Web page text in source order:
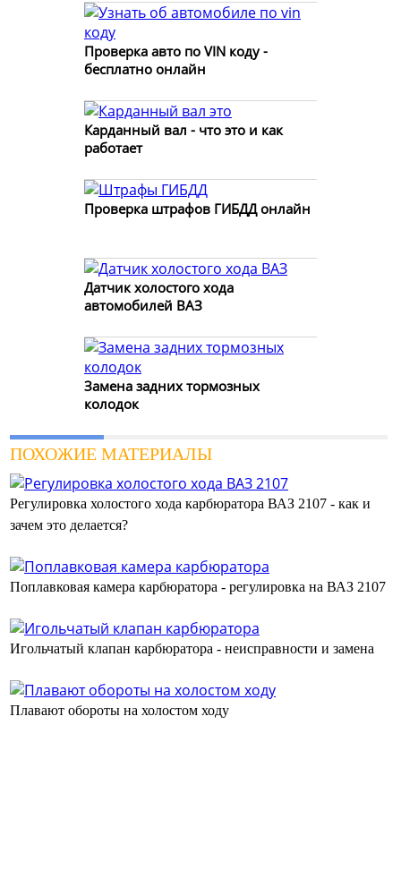
Проверка авто по VIN коду -
бесплатно онлайн
Карданный вал - что это и как
работает
Проверка штрафов ГИБДД онлайн
Датчик холостого хода
автомобилей ВАЗ
Замена задних тормозных
колодок
ПОХОЖИЕ МАТЕРИАЛЫ
Регулировка холостого хода карбюратора ВАЗ 2107 - как и
зачем это делается?
Поплавковая камера карбюратора - регулировка на ВАЗ 2107
Игольчатый клапан карбюратора - неисправности и замена
Плавают обороты на холостом ходу